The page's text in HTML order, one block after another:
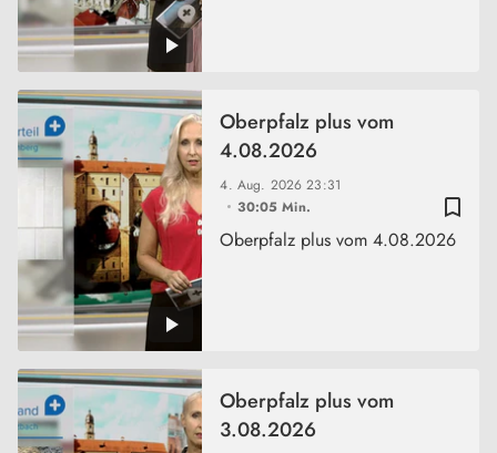
bookmark_border
4. Aug. 202623:31
30:05 Min.
Oberpfalz plus vom
4.08.2026
Oberpfalz plus vom 4.08.2026
Oberpfalz plus vom
3.08.2026